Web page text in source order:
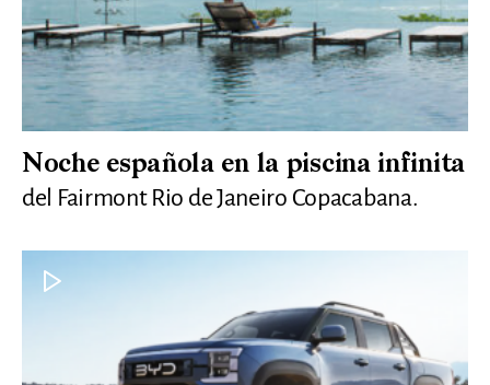
Noche española en la piscina infinita
del Fairmont Rio de Janeiro Copacabana.